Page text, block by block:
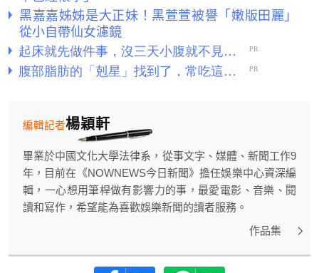
黑嘉嘉姊姊是大正妹！黑萱萱被譽「嫩版田麗」
從小自帶仙女濾鏡
楊穎軒
編輯記者
畢業於中國文化大學法律系，從事文字、媒體、新聞工作9
年，目前在《NOWNEWS今日新聞》擔任娛樂中心資深編
輯，一心想用筆桿做有影響力的事，最愛電影、音樂、閱
讀和寫作，希望能為喜歡娛樂新聞的讀者服務。
作品集